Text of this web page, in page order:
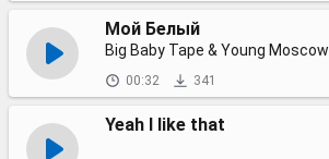
Мой Белый
Big Baby Tape & Young Moscow
00:32 341
Yeah I like that